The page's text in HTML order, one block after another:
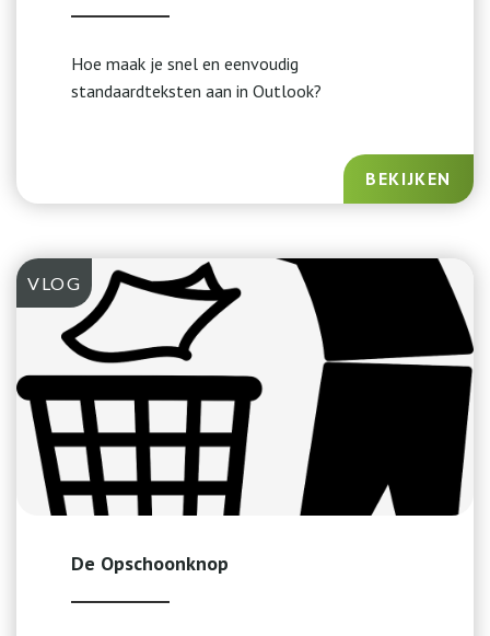
Hoe maak je snel en eenvoudig
standaardteksten aan in Outlook?
BEKIJKEN
VLOG
De Opschoonknop